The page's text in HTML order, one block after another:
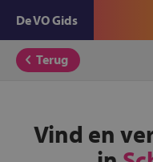
De VO Gids
Terug
Vind en